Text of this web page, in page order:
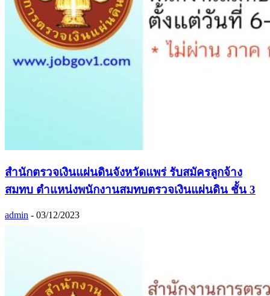
สำนักตรวจเงินแผ่นดินจังหวัดแพร่ รับสมัครลูกจ้าง
สมทบ ตำแหน่งพนักงานสมทบตรวจเงินแผ่นดิน ชั้น 3
admin - 03/12/2023